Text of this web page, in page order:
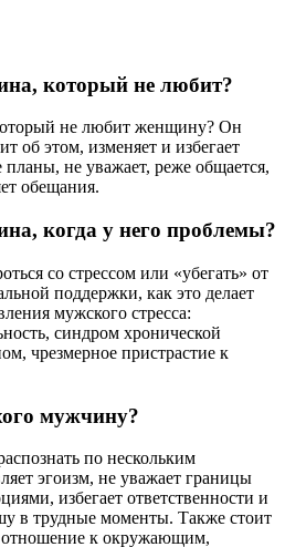
который не любит?
не любит женщину? Он
об этом, изменяет и избегает
не уважает, реже общается,
обещания.
когда у него проблемы?
со стрессом или «убегать» от
поддержки, как это делает
мужского стресса:
синдром хронической
чрезмерное пристрастие к
мужчину?
по нескольким
эгоизм, не уважает границы
избегает ответственности и
в трудные моменты. Также стоит
отношение к окружающим,